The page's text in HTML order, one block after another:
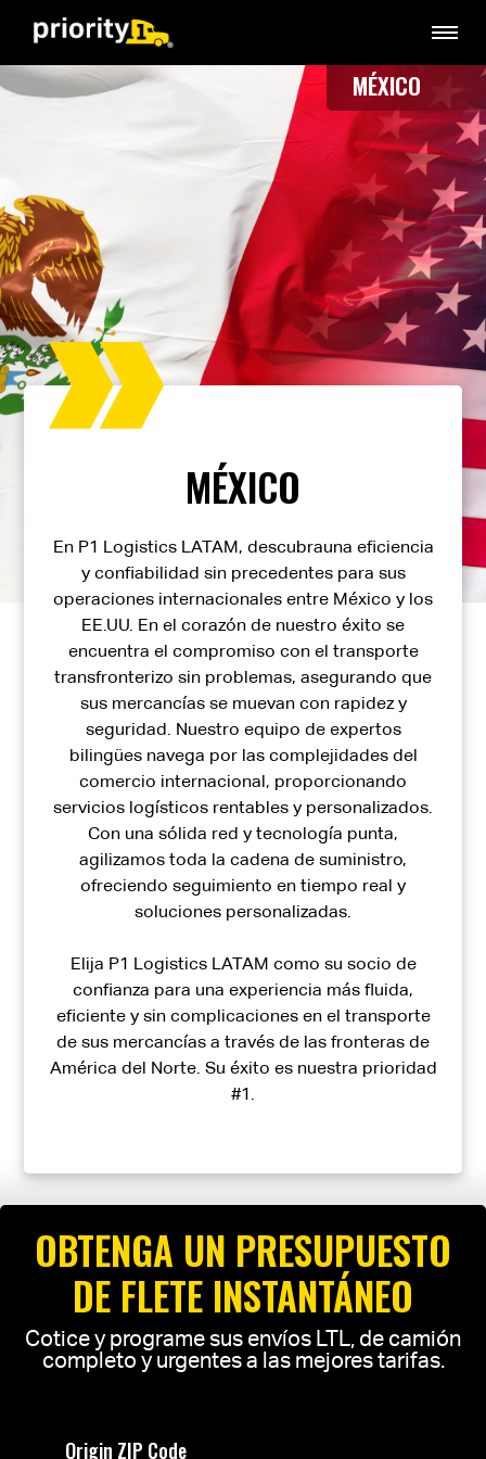
MÉXICO
MÉXICO
En P1 Logistics LATAM, descubrauna eficiencia
y confiabilidad sin precedentes para sus
operaciones internacionales entre México y los
EE.UU. En el corazón de nuestro éxito se
encuentra el compromiso con el transporte
transfronterizo sin problemas, asegurando que
sus mercancías se muevan con rapidez y
seguridad. Nuestro equipo de expertos
bilingües navega por las complejidades del
comercio internacional, proporcionando
servicios logísticos rentables y personalizados.
Con una sólida red y tecnología punta,
agilizamos toda la cadena de suministro,
ofreciendo seguimiento en tiempo real y
soluciones personalizadas.
Elija P1 Logistics LATAM como su socio de
confianza para una experiencia más fluida,
eficiente y sin complicaciones en el transporte
de sus mercancías a través de las fronteras de
América del Norte. Su éxito es nuestra prioridad
#1.
OBTENGA UN PRESUPUESTO
DE FLETE INSTANTÁNEO
Cotice y programe sus envíos LTL, de camión
completo y urgentes a las mejores tarifas.
Origin ZIP Code